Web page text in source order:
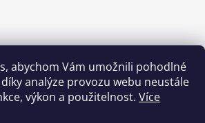
abychom Vám umožnili pohodlné
analýze provozu webu neustále
výkon a použitelnost. Více